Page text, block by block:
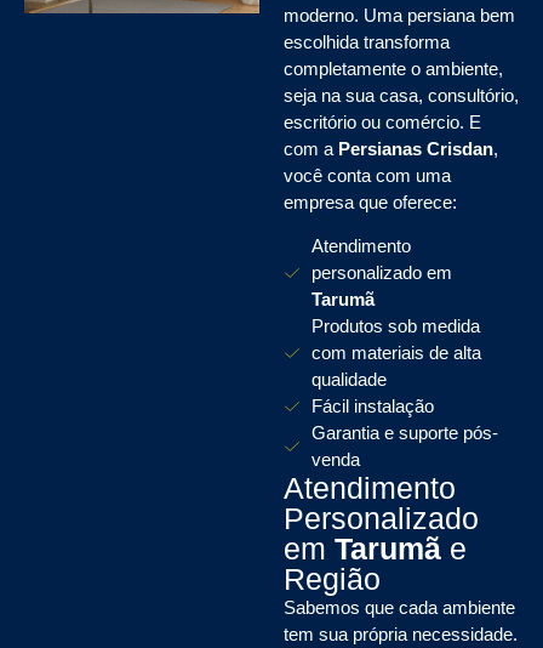
moderno. Uma persiana bem
escolhida transforma
completamente o ambiente,
seja na sua casa, consultório,
escritório ou comércio. E
com a Persianas Crisdan,
você conta com uma
empresa que oferece:
Atendimento
personalizado em
Tarumã
Produtos sob medida
com materiais de alta
qualidade
Fácil instalação
Garantia e suporte pós-
venda
Atendimento
Personalizado
em Tarumã e
Região
Sabemos que cada ambiente
tem sua própria necessidade.